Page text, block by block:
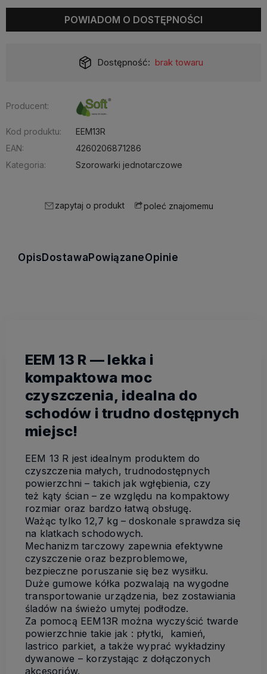
POWIADOM O DOSTĘPNOŚCI
Dostępność: brak towaru
Producent:
Kod produktu:
EEM13R
EAN:
4260206871286
Kategoria:
Szorowarki jednotarczowe
zapytaj o produkt poleć znajomemu
Opis Dostawa PowiązaneOpinie
EEM 13 R — lekka i
kompaktowa moc
czyszczenia, idealna do
schodów i trudno dostępnych
miejsc!
EEM 13 R jest idealnym produktem do
czyszczenia małych, trudnodostępnych
powierzchni – takich jak wgłębienia, czy
też kąty ścian – ze względu na kompaktowy
rozmiar oraz bardzo łatwą obsługę.
Ważąc tylko 12,7 kg – doskonale sprawdza się
na klatkach schodowych.
Mechanizm tarczowy zapewnia efektywne
czyszczenie oraz bezproblemowe,
bezpieczne poruszanie się bez wysiłku.
Duże gumowe kółka pozwalają na wygodne
transportowanie urządzenia, bez zostawiania
śladów na świeżo umytej podłodze.
Za pomocą EEM13R można wyczyścić twarde
powierzchnie takie jak : płytki, kamień,
lastrico parkiet, a także wyprać wykładziny
dywanowe – korzystając z dołączonych
akcesoriów.